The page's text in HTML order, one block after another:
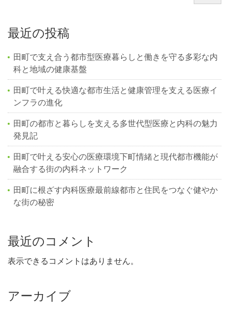
最近の投稿
田町で支え合う都市型医療暮らしと働きを守る多彩な内
科と地域の健康基盤
田町で叶える快適な都市生活と健康管理を支える医療イ
ンフラの進化
田町の都市と暮らしを支える多世代型医療と内科の魅力
発見記
田町で叶える安心の医療環境下町情緒と現代都市機能が
融合する街の内科ネットワーク
田町に根ざす内科医療最前線都市と住民をつなぐ健やか
な街の秘密
最近のコメント
表示できるコメントはありません。
アーカイブ